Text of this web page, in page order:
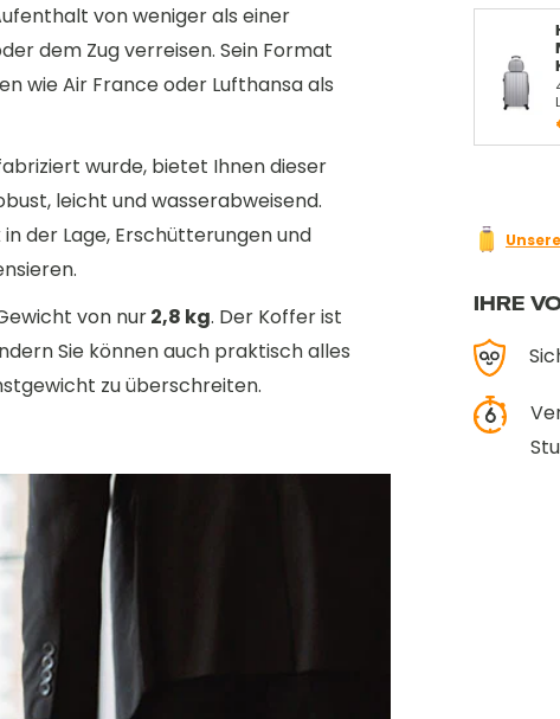
IHRE
von weniger als einer
dem Zug verreisen. Sein Format
wie Air France oder Lufthansa als
wurde, bietet Ihnen dieser
leicht und wasserabweisend.
der Lage, Erschütterungen und
von nur2,8 kg. Der Koffer ist
Sie können auch praktisch alles
zu überschreiten.